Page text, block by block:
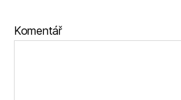
Komentář